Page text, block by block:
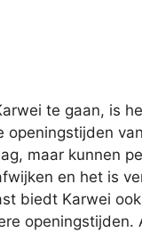
te gaan, is
openingstijden
maar kunnen
en het is
biedt Karwei